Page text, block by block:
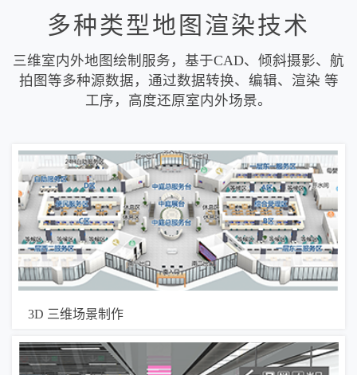
多种类型地图渲染技术
三维室内外地图绘制服务，基于CAD、倾斜摄影、航
拍图等多种源数据，通过数据转换、编辑、渲染 等
工序，高度还原室内外场景。
3D 三维场景制作